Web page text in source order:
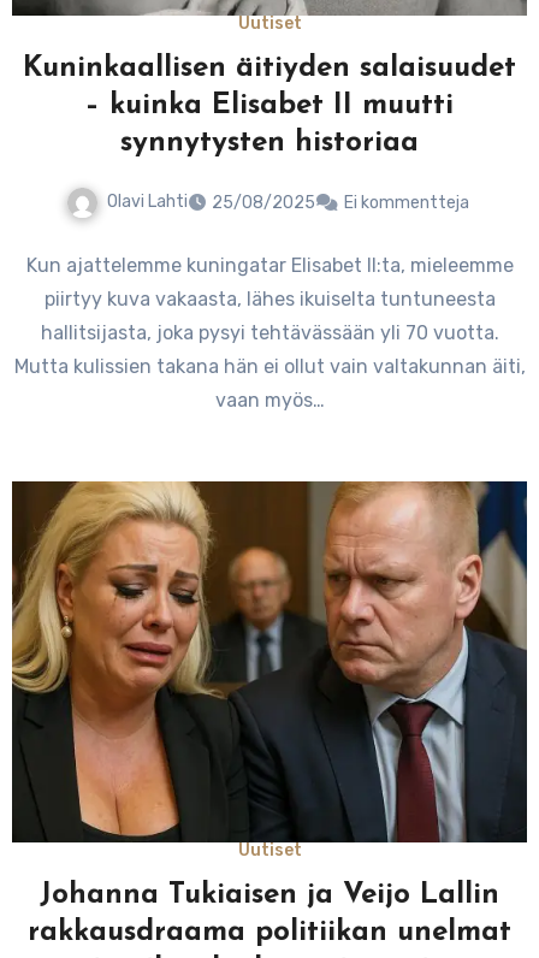
Uutiset
Kuninkaallisen äitiyden salaisuudet
– kuinka Elisabet II muutti
synnytysten historiaa
Olavi Lahti 25/08/2025 Ei kommentteja
Kun ajattelemme kuningatar Elisabet II:ta, mieleemme
piirtyy kuva vakaasta, lähes ikuiselta tuntuneesta
hallitsijasta, joka pysyi tehtävässään yli 70 vuotta.
Mutta kulissien takana hän ei ollut vain valtakunnan äiti,
vaan myös…
Uutiset
Johanna Tukiaisen ja Veijo Lallin
rakkausdraama politiikan unelmat